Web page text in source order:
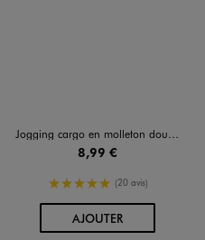
Jogging cargo en molleton doux bébé garçon
8,99 €
5/5 de moyenne
(20 avis)
AJOUTERAU PANIER